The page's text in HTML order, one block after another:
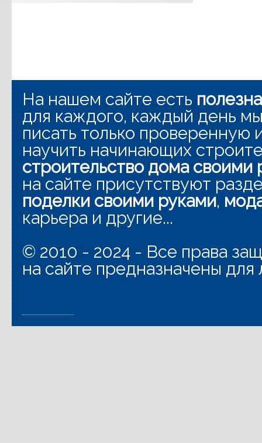
На нашем сайте есть
для каждого, каждый день
писать только
научить начинающих
строительство дома своими
на сайте присутствуют
поделки своими руками,
карьера и другие...
© 2010 - 2024 - Все права
на сайте предназначены для